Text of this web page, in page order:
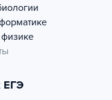
ЕГЭ